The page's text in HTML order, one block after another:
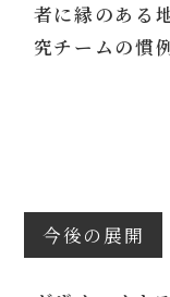
者に縁のある
究チームの慣
今後の展開